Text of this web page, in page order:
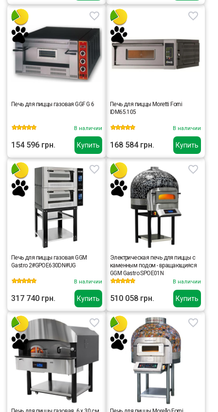
Купить
Печь для пиццы газовая GGF G 6
В наличии
154 596 грн. Купить
Печь для пиццы Moretti Forni
IDM65.105
В наличии
168 584 грн.
Купить
Печь для пиццы газовая GGM
Gastro 2#GPOE630DN#UG
В наличии
317 740 грн. Купить
Электрическая печь для пиццы с
каменным подом - вращающияся
GGM Gastro SPOE01N
В наличии
510 058 грн.